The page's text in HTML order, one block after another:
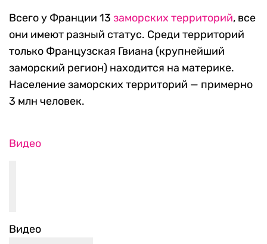
Всего у Франции 13 заморских территорий, все
они имеют разный статус. Среди территорий
только Французская Гвиана (крупнейший
заморский регион) находится на материке.
Население заморских территорий — примерно
3 млн человек.
Видео
Видео